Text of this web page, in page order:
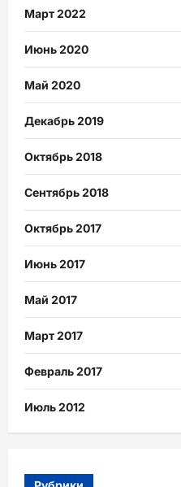
Март 2022
Июнь 2020
Май 2020
Декабрь 2019
Октябрь 2018
Сентябрь 2018
Октябрь 2017
Июнь 2017
Май 2017
Март 2017
Февраль 2017
Июль 2012